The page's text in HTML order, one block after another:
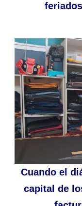
Cuando el
capital de